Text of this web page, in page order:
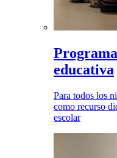
educativa
Para todos los
como recurso
escolar